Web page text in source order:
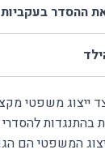
ההסדר בעקביות
ייצוג משפטי
בהתנגדות
המשפטי הם